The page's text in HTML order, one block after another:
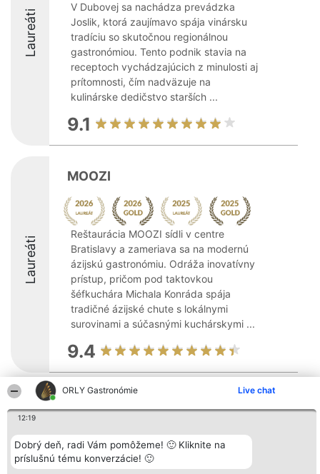
ORLY Gastronómie Live chat
12:19
Dobrý deň, radi Vám pomôžeme! 🙂 Kliknite na
príslušnú tému konverzácie! 🙂
Laureáti
V Dubovej sa nachádza prevádzka
Joslik, ktorá zaujímavo spája vinársku
tradíciu so skutočnou regionálnou
gastronómiou. Tento podnik stavia na
receptoch vychádzajúcich z minulosti aj
prítomnosti, čím nadväzuje na
kulinárske dedičstvo starších ...
9.1
Laureáti
MOOZI
Reštaurácia MOOZI sídli v centre
Bratislavy a zameriava sa na modernú
ázijskú gastronómiu. Odráža inovatívny
prístup, pričom pod taktovkou
šéfkuchára Michala Konráda spája
tradičné ázijské chute s lokálnymi
surovinami a súčasnými kuchárskymi ...
9.4
Organizátor hodnotenia
Bright Side Solutions sp. z o.
o. sp. k.
Wrocław 50-079
KRS 0000749100 | Regon
381313360 | NIP 8943132676
Laureáti
Laureatów
Podmienky
Obchodné
Kontakt